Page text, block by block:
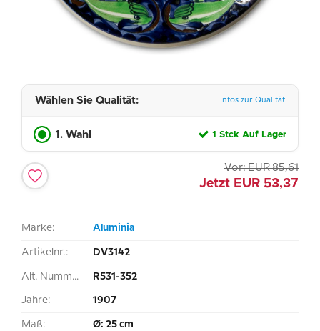
Wählen Sie Qualität: Infos zur Qualität
1. Wahl 1 Stck Auf Lager
Vor: EUR 85,61
Jetzt EUR 53,37
Marke: Aluminia
Artikelnr.: DV3142
Alt. Nummer: R531-352
Jahre: 1907
Maß: Ø: 25 cm